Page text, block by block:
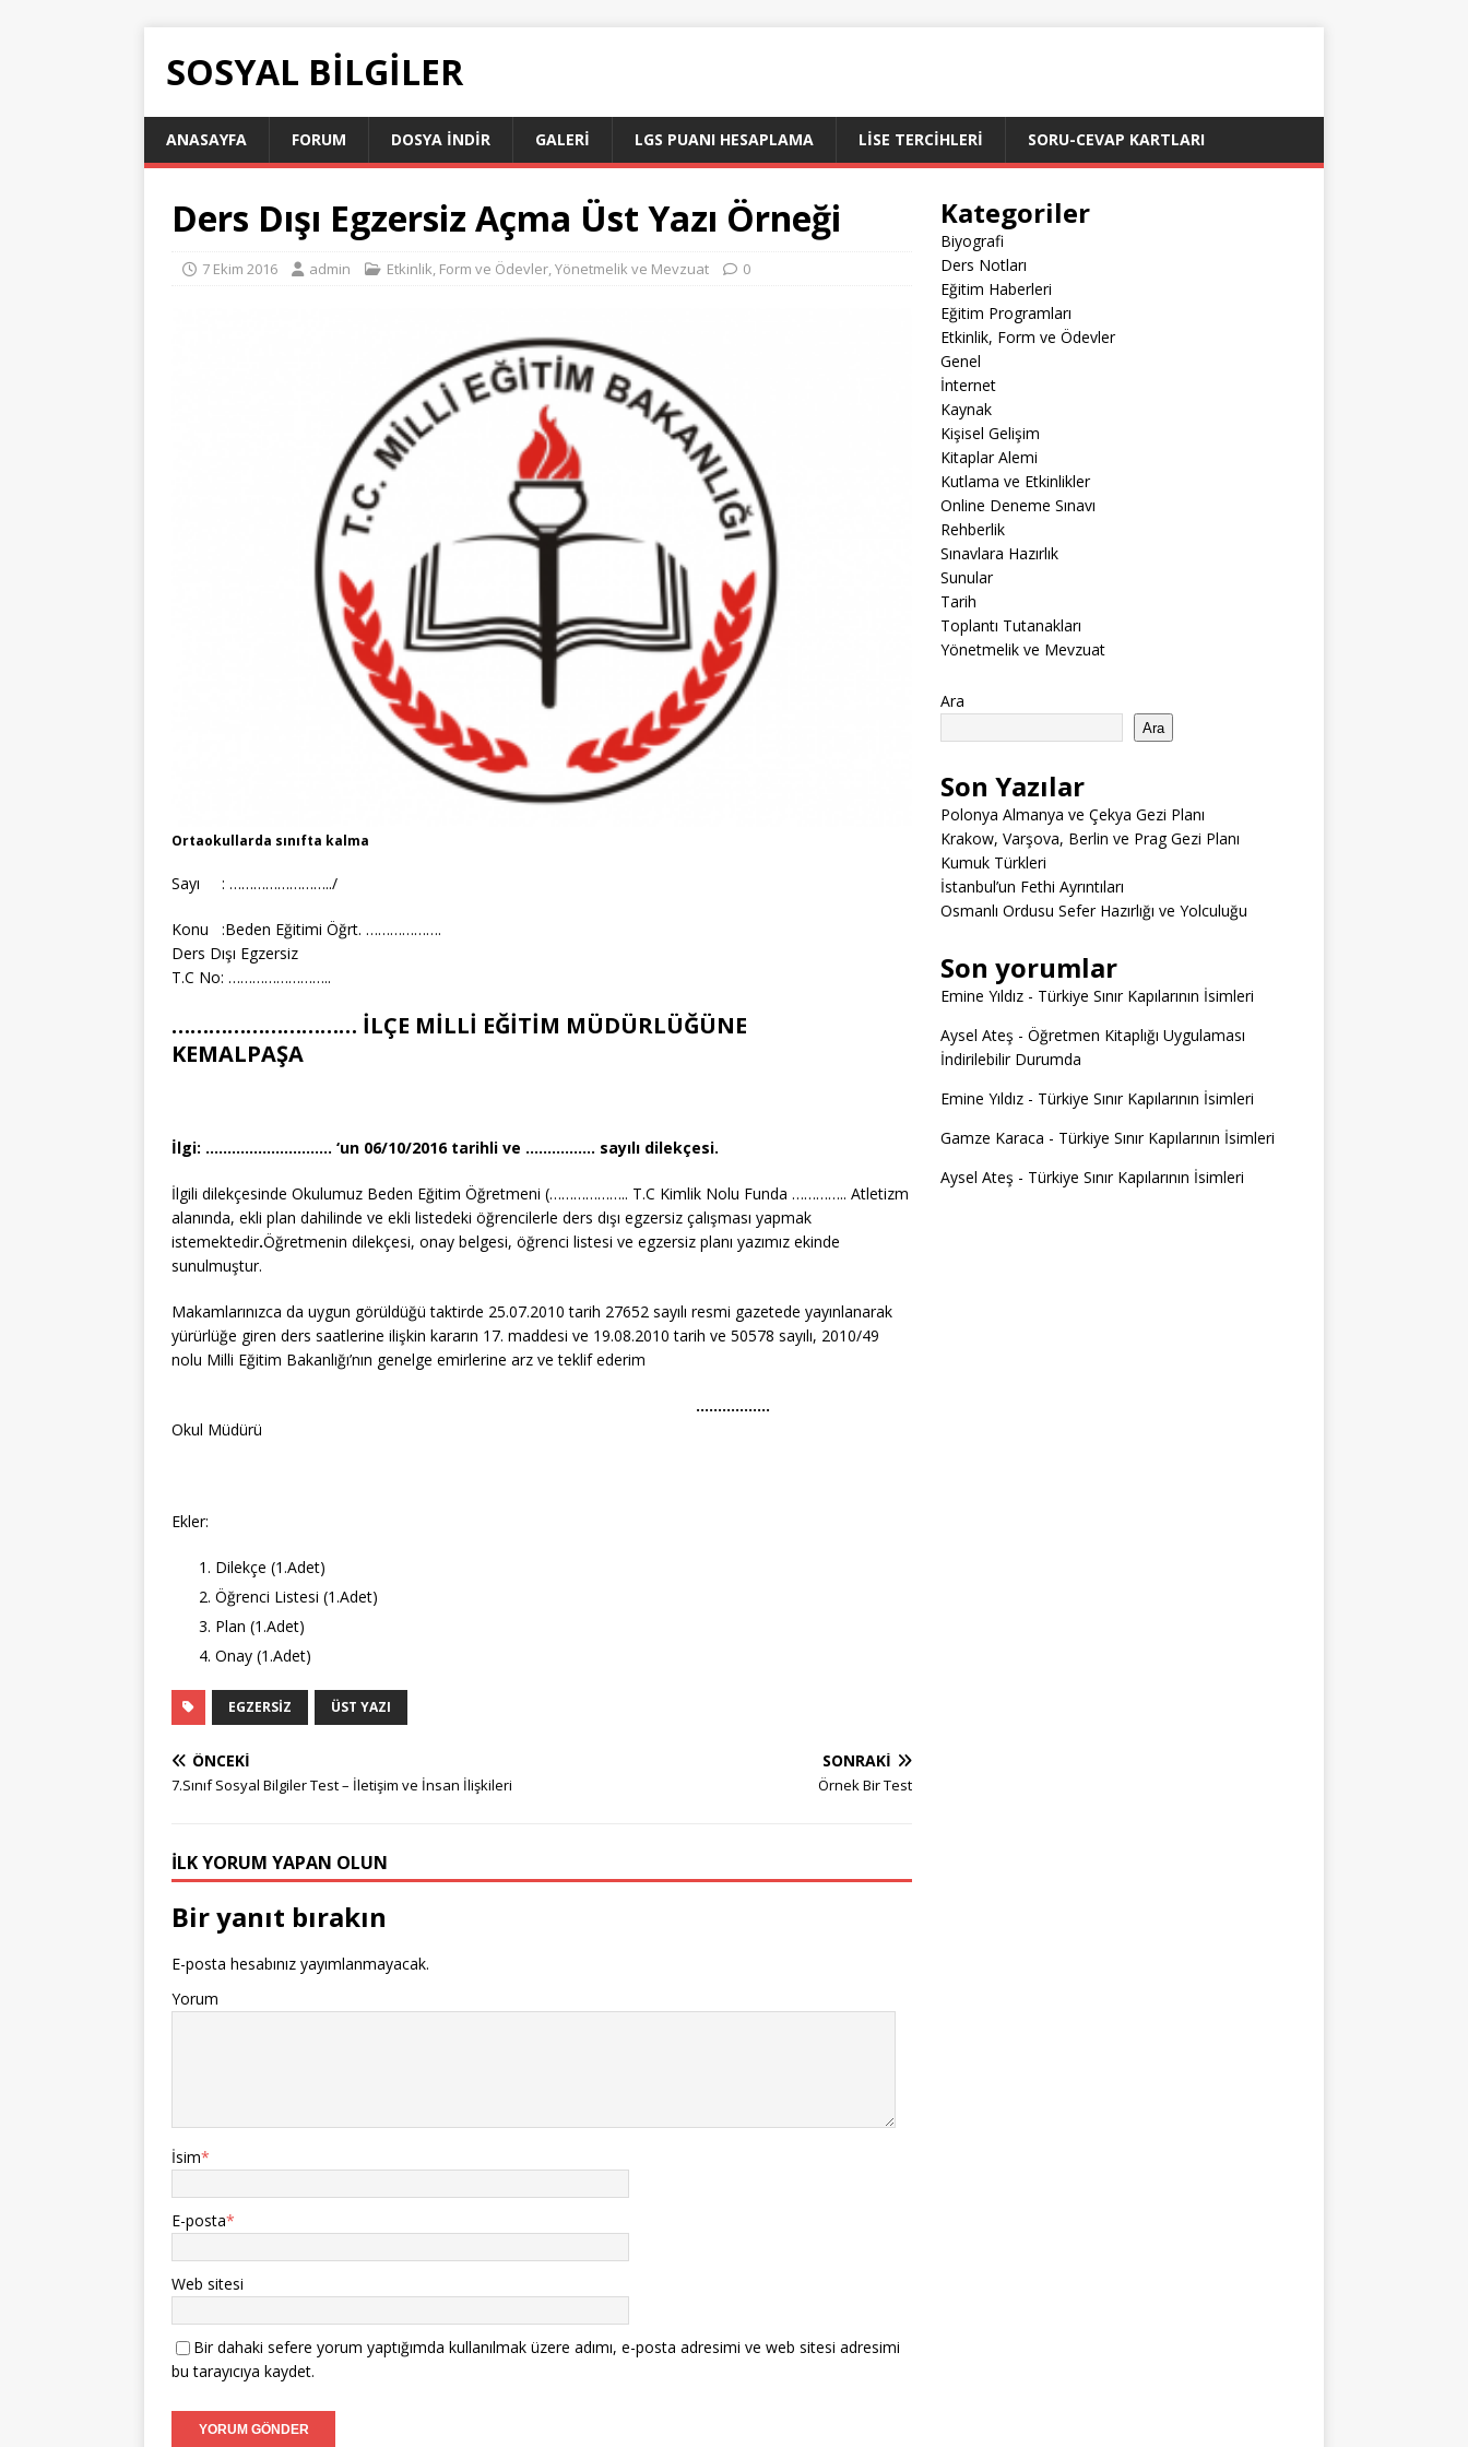
SOSYAL BILGILER
ANASAYFA FORUM DOSYA İNDIR GALERI LGS PUANI HESAPLAMA LİSE TERCİHLERİ SORU-CEVAP KARTLARI
Ders Dışı Egzersiz Açma Üst Yazı Örneği
7 Ekim 2016 admin Etkinlik, Form ve Ödevler,Yönetmelik ve Mevzuat 0
Ortaokullarda sınıfta kalma
Sayı : ……………………../
Konu :Beden Eğitimi Öğrt. ……………….
Ders Dışı Egzersiz
T.C No: ……………………..
………………………… İLÇE MİLLİ EĞİTİM MÜDÜRLÜĞÜNE
KEMALPAŞA
İlgi: ……………………….. ‘un 06/10/2016 tarihli ve ……………. sayılı dilekçesi.
İlgili dilekçesinde Okulumuz Beden Eğitim Öğretmeni (……………….. T.C Kimlik Nolu Funda ………….. Atletizm
alanında, ekli plan dahilinde ve ekli listedeki öğrencilerle ders dışı egzersiz çalışması yapmak
istemektedir.Öğretmenin dilekçesi, onay belgesi, öğrenci listesi ve egzersiz planı yazımız ekinde
sunulmuştur.
Makamlarınızca da uygun görüldüğü taktirde 25.07.2010 tarih 27652 sayılı resmi gazetede yayınlanarak
yürürlüğe giren ders saatlerine ilişkin kararın 17. maddesi ve 19.08.2010 tarih ve 50578 sayılı, 2010/49
nolu Milli Eğitim Bakanlığı’nın genelge emirlerine arz ve teklif ederim
……………..
Okul Müdürü
Ekler:
Dilekçe (1.Adet)
Öğrenci Listesi (1.Adet)
Plan (1.Adet)
Onay (1.Adet)
EGZERSIZ ÜST YAZI
ÖNCEKI
7.Sınıf Sosyal Bilgiler Test – İletişim ve İnsan İlişkileri
SONRAKI
Örnek Bir Test
İLK YORUM YAPAN OLUN
Bir yanıt bırakın
E-posta hesabınız yayımlanmayacak.
Yorum
İsim*
E-posta*
Web sitesi
Bir dahaki sefere yorum yaptığımda kullanılmak üzere adımı, e-posta adresimi ve web sitesi adresimi
bu tarayıcıya kaydet.
Kategoriler
Biyografi
Ders Notları
Eğitim Haberleri
Eğitim Programları
Etkinlik, Form ve Ödevler
Genel
İnternet
Kaynak
Kişisel Gelişim
Kitaplar Alemi
Kutlama ve Etkinlikler
Online Deneme Sınavı
Rehberlik
Sınavlara Hazırlık
Sunular
Tarih
Toplantı Tutanakları
Yönetmelik ve Mevzuat
Ara
Ara
Son Yazılar
Polonya Almanya ve Çekya Gezi Planı
Krakow, Varşova, Berlin ve Prag Gezi Planı
Kumuk Türkleri
İstanbul’un Fethi Ayrıntıları
Osmanlı Ordusu Sefer Hazırlığı ve Yolculuğu
Son yorumlar
Emine Yıldız- Türkiye Sınır Kapılarının İsimleri
Aysel Ateş - Öğretmen Kitaplığı Uygulaması
İndirilebilir Durumda
Emine Yıldız- Türkiye Sınır Kapılarının İsimleri
Gamze Karaca - Türkiye Sınır Kapılarının İsimleri
Aysel Ateş - Türkiye Sınır Kapılarının İsimleri